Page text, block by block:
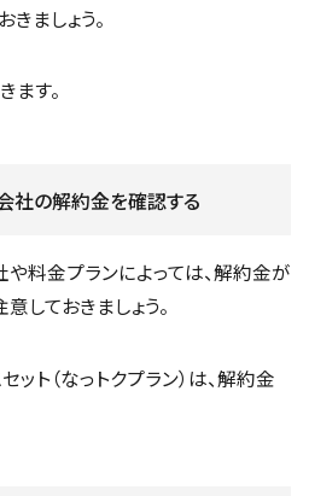
ましょう。
ます。
社の解約金を確認する
料金プランによっては、解約金が
しておきましょう。
ト（なっトクプラン）は、解約金